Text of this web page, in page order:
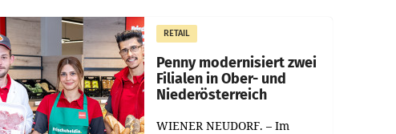
gemacht und die
Markterwartung deutlich
übertroffen.
RETAIL
Penny modernisiert zwei
Filialen in Ober- und
Niederösterreich
WIENER NEUDORF. – Im